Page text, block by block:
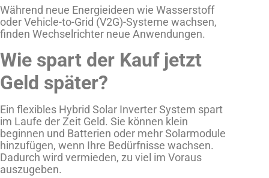
Während neue Energieideen wie Wasserstoff
oder Vehicle-to-Grid (V2G)-Systeme wachsen,
finden Wechselrichter neue Anwendungen.
Wie spart der Kauf jetzt
Geld später?
Ein flexibles Hybrid Solar Inverter System spart
im Laufe der Zeit Geld. Sie können klein
beginnen und Batterien oder mehr Solarmodule
hinzufügen, wenn Ihre Bedürfnisse wachsen.
Dadurch wird vermieden, zu viel im Voraus
auszugeben.